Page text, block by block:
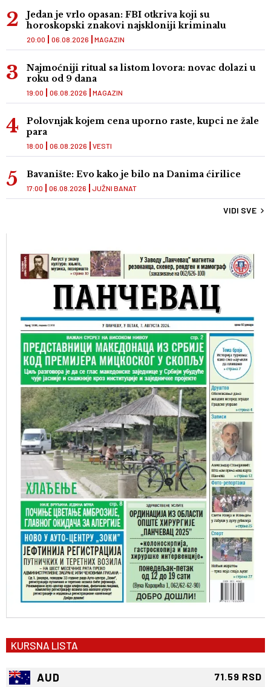
Jedan je vrlo opasan: FBI otkriva koji su
horoskopski znakovi najskloniji kriminalu
MAGAZIN
20:00 06.08.2026
Najmoćniji ritual sa listom lovora: novac dolazi u
roku od 9 dana
MAGAZIN
19:00 06.08.2026
Polovnjak kojem cena uporno raste, kupci ne žale
para
VESTI
18:00 06.08.2026
Bavanište: Evo kako je bilo na Danima ćirilice
JUŽNI BANAT
17:00 06.08.2026
VIDI SVE
KURSNA LISTA
AUD 71.59 RSD